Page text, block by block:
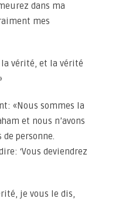
dans ma
mes
vérité, et la vérité
«Nous sommes la
et nous n’avons
personne.
‘Vous deviendrez
je vous le dis,